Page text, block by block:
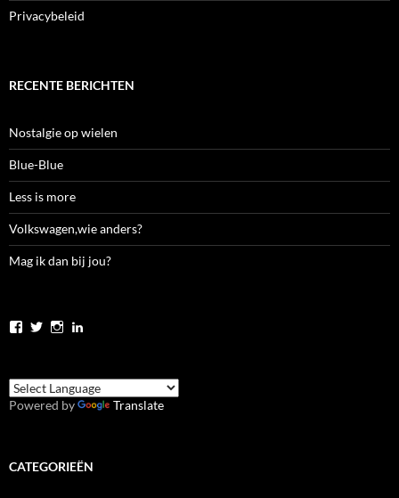
Privacybeleid
RECENTE BERICHTEN
Nostalgie op wielen
Blue-Blue
Less is more
Volkswagen,wie anders?
Mag ik dan bij jou?
Bekijk
jolanda.zwier.5
op
Facebook
Bekijk
JolandaZwier
op
Twitter
Bekijk
jolandazwier
op
Instagram
jolandazwier
op
LinkedIn
Powered by Translate
CATEGORIEËN